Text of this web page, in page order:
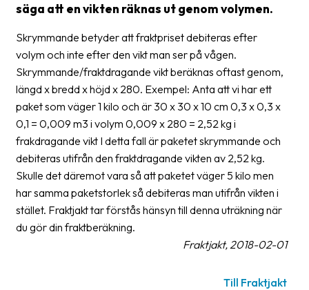
frågor
&
svar
Ordlista
Paketering
Frakthandlingar
Skrivarinställningar
Tulldeklarationer
Leveransvillkor
säga att en vikten räknas ut genom volymen.
Skrymmande betyder att fraktpriset debiteras efter
volym och inte efter den vikt man ser på vågen.
Skrymmande/fraktdragande vikt beräknas oftast genom,
längd x bredd x höjd x 280. Exempel: Anta att vi har ett
paket som väger 1 kilo och är 30 x 30 x 10 cm 0,3 x 0,3 x
0,1 = 0,009 m3 i volym 0,009 x 280 = 2,52 kg i
frakdragande vikt I detta fall är paketet skrymmande och
debiteras utifrån den fraktdragande vikten av 2,52 kg.
Skulle det däremot vara så att paketet väger 5 kilo men
har samma paketstorlek så debiteras man utifrån vikten i
stället. Fraktjakt tar förstås hänsyn till denna uträkning när
du gör din fraktberäkning.
Fraktjakt, 2018-02-01
Till Fraktjakt